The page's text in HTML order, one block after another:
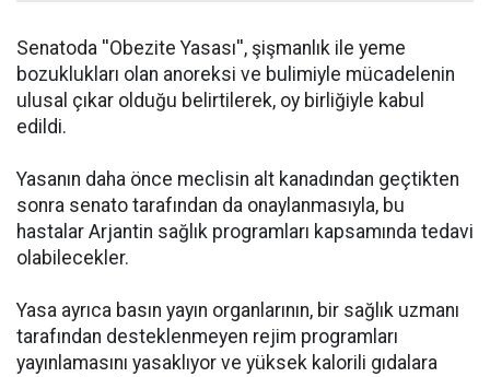
Senatoda ''Obezite Yasası'', şişmanlık ile yeme
bozuklukları olan anoreksi ve bulimiyle mücadelenin
ulusal çıkar olduğu belirtilerek, oy birliğiyle kabul
edildi.
Yasanın daha önce meclisin alt kanadından geçtikten
sonra senato tarafından da onaylanmasıyla, bu
hastalar Arjantin sağlık programları kapsamında tedavi
olabilecekler.
Yasa ayrıca basın yayın organlarının, bir sağlık uzmanı
tarafından desteklenmeyen rejim programları
yayınlamasını yasaklıyor ve yüksek kalorili gıdalara